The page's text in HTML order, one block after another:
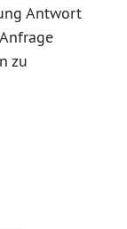
Antwort
zu